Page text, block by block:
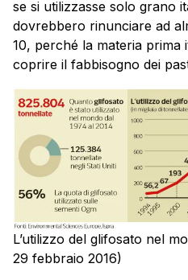
se si utilizzasse solo grano
dovrebbero rinunciare ad
10, perché la materia prima
coprire il fabbisogno dei
L’utilizzo del glifosato nel
29 febbraio 2016)